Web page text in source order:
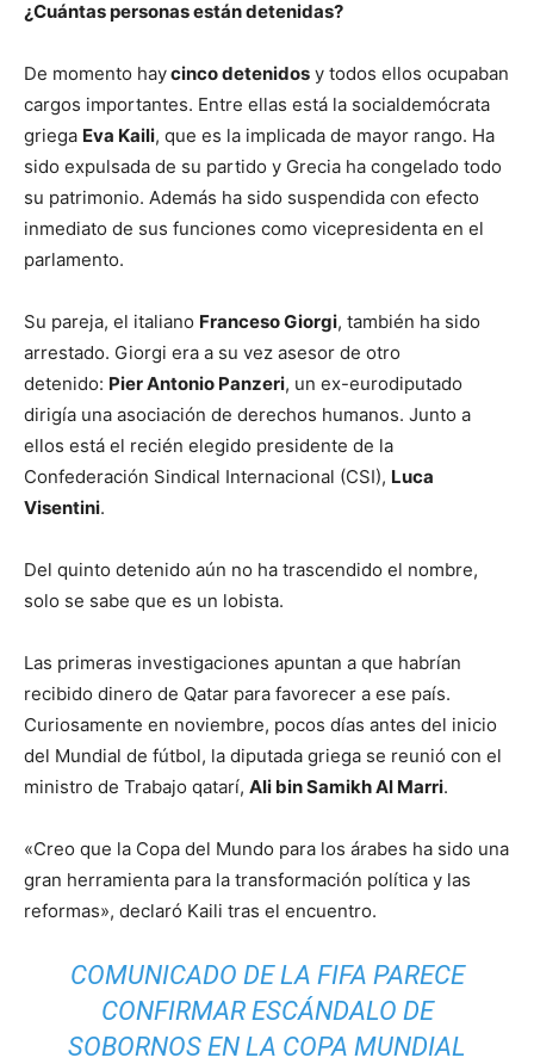
¿Cuántas personas están detenidas?
De momento haycinco detenidos y todos ellos ocupaban
cargos importantes. Entre ellas está la socialdemócrata
griega Eva Kaili, que es la implicada de mayor rango. Ha
sido expulsada de su partido y Grecia ha congelado todo
su patrimonio. Además ha sido suspendida con efecto
inmediato de sus funciones como vicepresidenta en el
parlamento.
Su pareja, el italiano Franceso Giorgi, también ha sido
arrestado. Giorgi era a su vez asesor de otro
detenido: Pier Antonio Panzeri, un ex-eurodiputado
dirigía una asociación de derechos humanos. Junto a
ellos está el recién elegido presidente de la
Confederación Sindical Internacional (CSI), Luca
Visentini.
Del quinto detenido aún no ha trascendido el nombre,
solo se sabe que es un lobista.
Las primeras investigaciones apuntan a que habrían
recibido dinero de Qatar para favorecer a ese país.
Curiosamente en noviembre, pocos días antes del inicio
del Mundial de fútbol, la diputada griega se reunió con el
ministro de Trabajo qatarí, Ali bin Samikh Al Marri.
«Creo que la Copa del Mundo para los árabes ha sido una
gran herramienta para la transformación política y las
reformas», declaró Kaili tras el encuentro.
COMUNICADO DE LA FIFA PARECE
CONFIRMAR ESCÁNDALO DE
SOBORNOS EN LA COPA MUNDIAL